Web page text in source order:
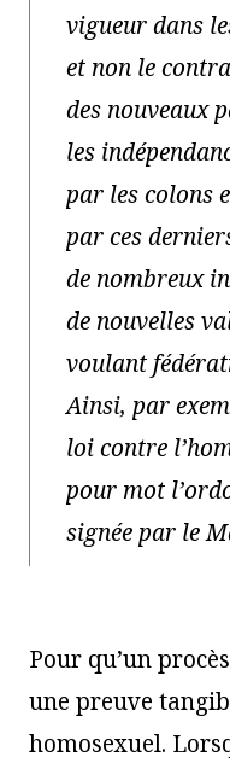
vigueur dans
et non le
des nouveaux
les
par les colons
par ces
de nombreux
de nouvelles
voulant
Ainsi, par
loi contre
pour mot
signée par le
Pour qu’un
une preuve
homosexuel.